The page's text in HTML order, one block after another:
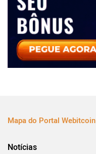
Mapa do Portal Webitcoin
Notícias